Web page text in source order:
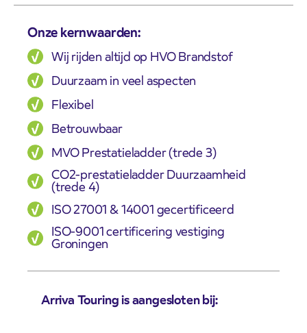
Onze kernwaarden:
Wij rijden altijd op HVO Brandstof
Duurzaam in veel aspecten
Flexibel
Betrouwbaar
MVO Prestatieladder (trede 3)
CO2-prestatieladder Duurzaamheid
(trede 4)
ISO 27001 & 14001 gecertificeerd
ISO-9001 certificering vestiging
Groningen
Arriva Touring is aangesloten bij: